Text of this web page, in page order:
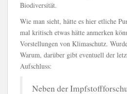
Biodiversität.
Wie man sieht, hätte es hier etliche
mal kritisch etwas hätte anmerken
Vorstellungen von Klimaschutz.
Warum, darüber gibt eventuell der
Aufschluss:
Neben der